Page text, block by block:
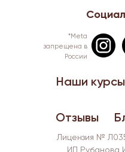
Наши курсы
Отзывы
Лицензия №
ИП Рубанова
*Meta
запрещена в
России